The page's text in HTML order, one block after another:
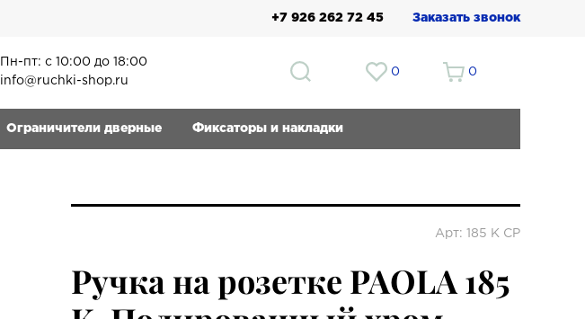
+7 926 262 72 45 Заказать звонок
Пн-пт: с 10:00 до 18:00
info@ruchki-shop.ru
0 0
Ограничители дверные Фиксаторы и накладки
Арт: 185 K CP
Ручка на розетке PAOLA 185